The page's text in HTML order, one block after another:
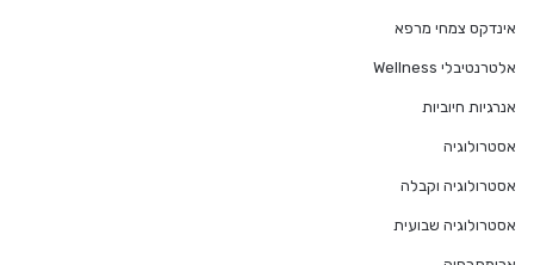
אינדקס צמחי מרפא
אלטרנטיבלי Wellness
אנרגיות חיוביות
אסטרולוגיה
אסטרולוגיה וקבלה
אסטרולוגיה שבועית